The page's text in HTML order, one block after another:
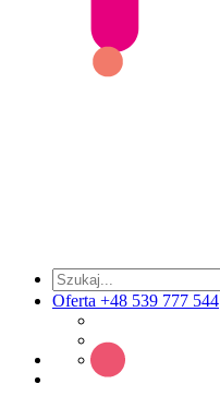
Oferta +48 539 777 544